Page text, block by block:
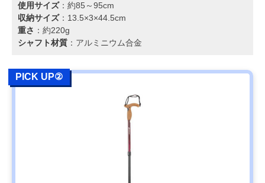
使用サイズ：約85～95cm
収納サイズ：13.5×3×44.5cm
重さ ：約220g
シャフト材質 ：アルミニウム合金
PICK UP②